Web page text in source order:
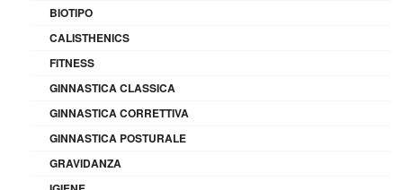
BIOTIPO
CALISTHENICS
FITNESS
GINNASTICA CLASSICA
GINNASTICA CORRETTIVA
GINNASTICA POSTURALE
GRAVIDANZA